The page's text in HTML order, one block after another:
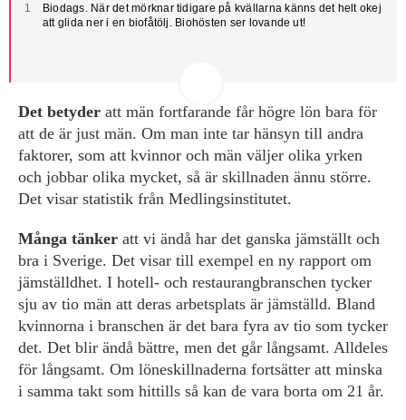
Biodags. När det mörknar tidigare på kvällarna känns det helt okej
att glida ner i en biofåtölj. Biohösten ser lovande ut!
Det betyder att män fortfarande får högre lön bara för
att de är just män. Om man inte tar hänsyn till andra
faktorer, som att kvinnor och män väljer olika yrken
och jobbar olika mycket, så är skillnaden ännu större.
Det visar statistik från Medlingsinstitutet.
Många tänker att vi ändå har det ganska jämställt och
bra i Sverige. Det visar till exempel en ny rapport om
jämställdhet. I hotell- och restaurangbranschen tycker
sju av tio män att deras arbetsplats är jämställd. Bland
kvinnorna i branschen är det bara fyra av tio som tycker
det. Det blir ändå bättre, men det går långsamt. Alldeles
för långsamt. Om löneskillnaderna fortsätter att minska
i samma takt som hittills så kan de vara borta om 21 år.